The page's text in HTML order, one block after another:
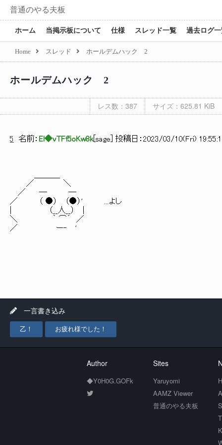
普通のやる夫板
ホーム 当掲示板について 仕様 スレッド一覧 過去ログ
Home スレッド ホールデムハック 2
ホールデムハック 2
レス数：387 サイズ：625.81 KiB
5 名前： El◆vTFf5oKw8k[ sage ] 投稿日： 2023/03/10(Fri)
／ ＼
／ ─ ―
／ （ ●） （●）' ...よし
| （__人__） |
＼ ｀ ⌒´ ／
／ ー‐ '
一言書き込み
乙！ お疲れ様でした！
Author
◆Y0H0G.GOFk
Sites
Yaruyomi
AAMZ Viewer
普通のやる夫板